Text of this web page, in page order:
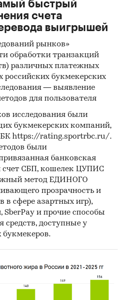
авторов и не является
хозяйство
быстрый
счета
выигрышей
рынков»
обработки транзакций
различных платежных
российских букмекерских
— выявление
для пользователя
исследования были
букмекерских компаний,
https://rating.sportrbc.ru/.
были
банковская
счет СБП, кошелек ЦУПИС
метод ЕДИНОГО
прозрачность и
в сфере азартных игр),
и прочие способы
средств, доступные у
букмекеров.